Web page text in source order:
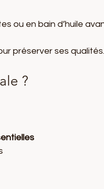
ou en bain d’huile
préserver ses qualités.
?